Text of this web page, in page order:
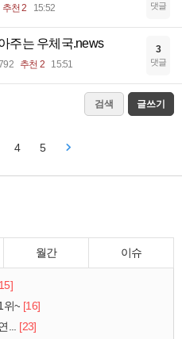
추천 2 15:52 댓글
주는 우체국.news
추천 2 15:51
3
댓글
검색 글쓰기
4 5
월간 이슈
위~ [16]
... [23]